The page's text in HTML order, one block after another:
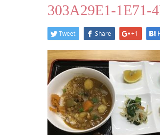
303A29E1-1E71-
Tweet Share +1